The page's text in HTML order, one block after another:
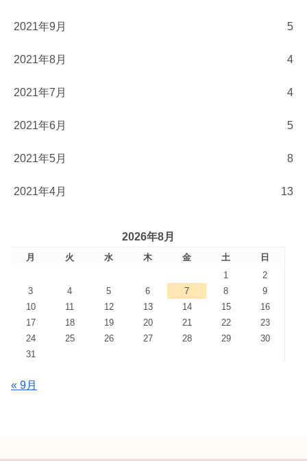
2021年9月 5
2021年8月 4
2021年7月 4
2021年6月 5
2021年5月 8
2021年4月 13
2026年8月
月 火 水 木 金 土
日
1
2
3
4 5 6 7 8
9
10
11 12 13 14 15
16
17
18 19 20 21 22
23
24
25 26 27 28 29
30
31
« 9月